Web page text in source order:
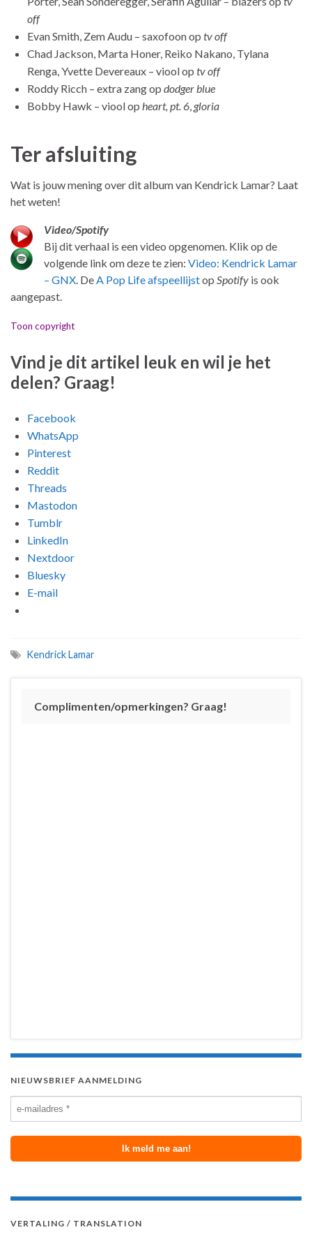
off
Evan Smith, Zem Audu – saxofoon op tv off
Chad Jackson, Marta Honer, Reiko Nakano, Tylana
Renga, Yvette Devereaux – viool op tv off
Roddy Ricch – extra zang op dodger blue
Bobby Hawk – viool op heart, pt. 6, gloria
Ter afsluiting
Wat is jouw mening over dit album van Kendrick Lamar? Laat
het weten!
Video/Spotify
Bij dit verhaal is een video opgenomen. Klik op de
volgende link om deze te zien: Video: Kendrick Lamar
– GNX. DeA Pop Life afspeellijstop Spotify is ook
aangepast.
Toon copyright
Vind je dit artikel leuk en wil je het
delen? Graag!
Facebook
WhatsApp
Pinterest
Reddit
Threads
Mastodon
Tumblr
LinkedIn
Nextdoor
Bluesky
E-mail
Kendrick Lamar
Complimenten/opmerkingen? Graag!
NIEUWSBRIEF AANMELDING
VERTALING / TRANSLATION